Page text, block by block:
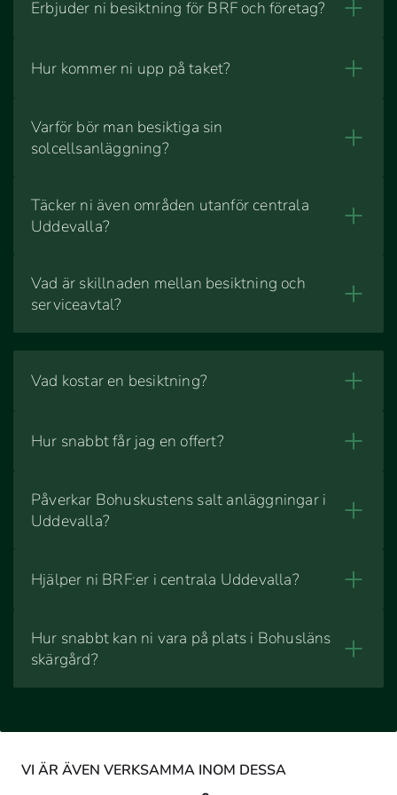
Erbjuder ni besiktning för BRF och företag?
Hur kommer ni upp på taket?
Varför bör man besiktiga sin
solcellsanläggning?
Täcker ni även områden utanför centrala
Uddevalla?
Vad är skillnaden mellan besiktning och
serviceavtal?
Vad kostar en besiktning?
Hur snabbt får jag en offert?
Påverkar Bohuskustens salt anläggningar i
Uddevalla?
Hjälper ni BRF:er i centrala Uddevalla?
Hur snabbt kan ni vara på plats i Bohusläns
skärgård?
VI ÄR ÄVEN VERKSAMMA INOM DESSA